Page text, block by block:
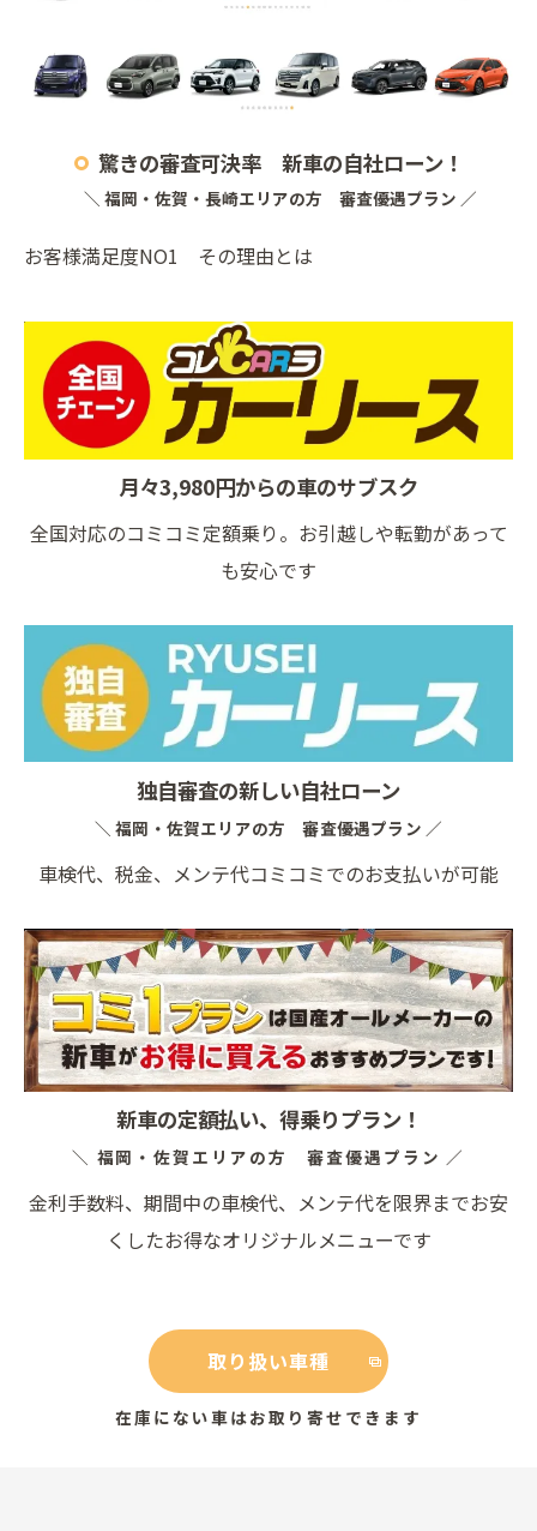
驚きの審査可決率 新車の自社ローン！
＼ 福岡・佐賀・長崎エリアの方 審査優遇プラン ／
お客様満足度NO1 その理由とは
月々3,980円からの車のサブスク
全国対応のコミコミ定額乗り。お引越しや転勤があって
も安心です
独自審査の新しい自社ローン
＼ 福岡・佐賀エリアの方 審査優遇プラン ／
車検代、税金、メンテ代コミコミでのお支払いが可能
新車の定額払い、得乗りプラン！
＼ 福岡・佐賀エリアの方 審査優遇プラン ／
金利手数料、期間中の車検代、メンテ代を限界までお安
くしたお得なオリジナルメニューです
取り扱い車種
在庫にない車はお取り寄せできます